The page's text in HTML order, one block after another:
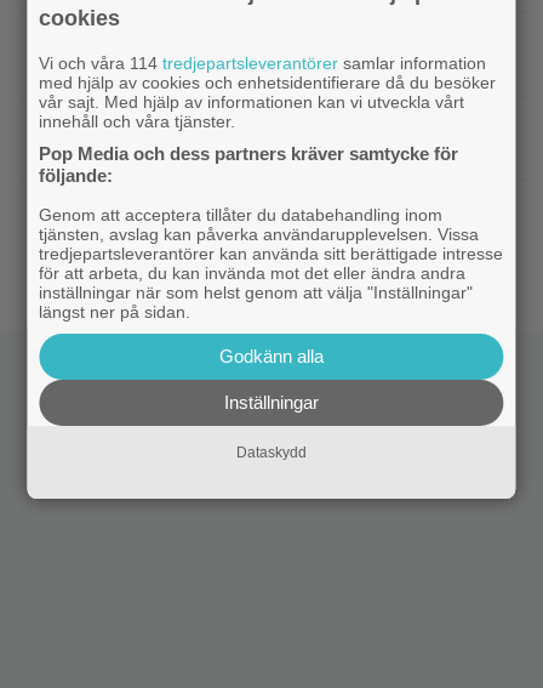
fantasytrilogi lämnar Netflix i augusti
Christopher Nolan|Christopher Nolans
favoritkomedi är hyllad kultrulle från 1987
Exklusivt| ”Svärtan”-aktuella Ture Nermans
favoritfilm är en klassiker från 1994:
”Fantastisk”
cookies
Vi och våra 114tredjepartsleverantörer samlar information
med hjälp av cookies och enhetsidentifierare då du besöker
vår sajt. Med hjälp av informationen kan vi utveckla vårt
innehåll och våra tjänster.
Pop Media och dess partners kräver samtycke för
följande:
Genom att acceptera tillåter du databehandling inom
tjänsten, avslag kan påverka användarupplevelsen. Vissa
tredjepartsleverantörer kan använda sitt berättigade intresse
för att arbeta, du kan invända mot det eller ändra andra
inställningar när som helst genom att välja "Inställningar"
längst ner på sidan.
Godkänn alla
Inställningar
Dataskydd